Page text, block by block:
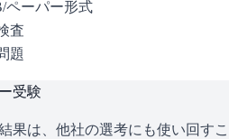
ペーパー形式
査
題
受験
果は、他社の選考にも使い回すこ